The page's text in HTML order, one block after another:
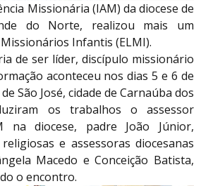
Missionária (IAM) da diocese de
do Norte, realizou mais um
Infantis (ELMI).
de ser líder, discípulo missionário
aconteceu nos dias 5 e 6 de
São José, cidade de Carnaúba dos
os trabalhos o assessor
na diocese, padre João Júnior,
e assessoras diocesanas
Macedo e Conceição Batista,
o encontro.